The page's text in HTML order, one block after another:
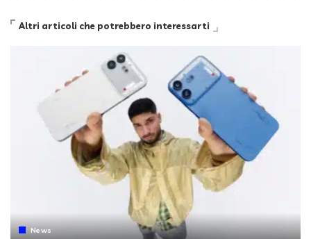
Altri articoli che potrebbero interessarti
News